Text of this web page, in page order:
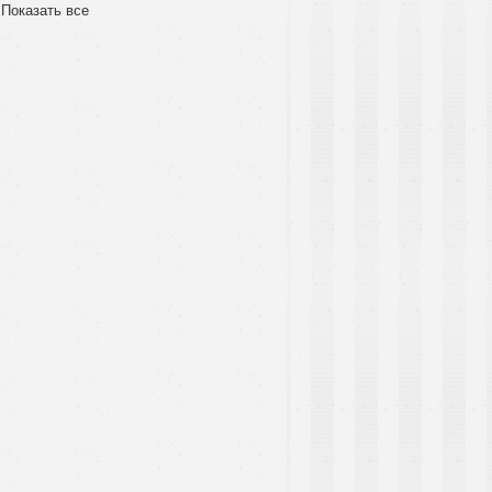
Показать все